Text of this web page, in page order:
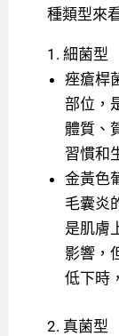
種類型來
1. 細菌型
痤瘡桿
部位，
體質、
習慣和
金黃色
毛囊炎
是肌膚
影響，
低下時
2. 真菌型